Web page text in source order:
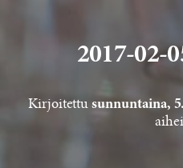
2017-02-
Kirjoitettusunnuntaina,